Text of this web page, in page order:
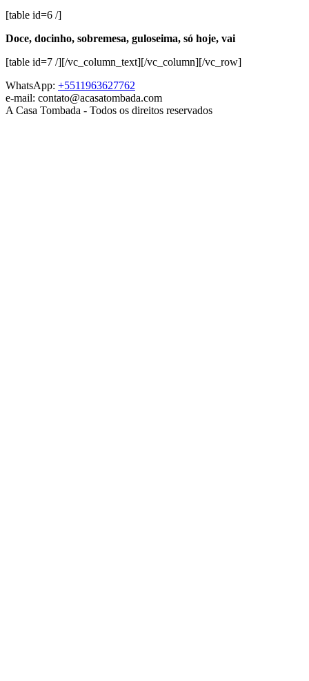
[table id=6 /]
Doce, docinho, sobremesa, guloseima, só hoje, vai
[table id=7 /][/vc_column_text][/vc_column][/vc_row]
WhatsApp: +5511963627762
e-mail: contato@acasatombada.com
A Casa Tombada - Todos os direitos reservados